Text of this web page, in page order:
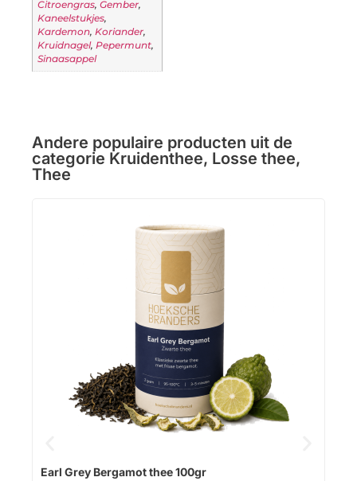
Citroengras, Gember,
Kaneelstukjes,
Kardemon, Koriander,
Kruidnagel, Pepermunt,
Sinaasappel
Andere populaire producten uit de
categorie Kruidenthee, Losse thee,
Thee
Earl Grey Bergamot thee 100gr